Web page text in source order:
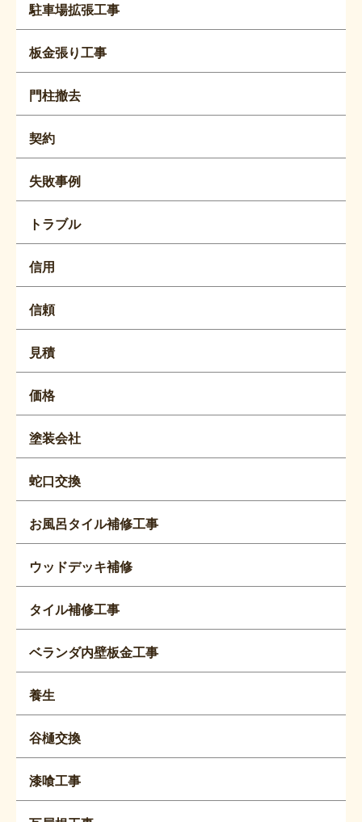
駐車場拡張工事
板金張り工事
門柱撤去
契約
失敗事例
トラブル
信用
信頼
見積
価格
塗装会社
蛇口交換
お風呂タイル補修工事
ウッドデッキ補修
タイル補修工事
ベランダ内壁板金工事
養生
谷樋交換
漆喰工事